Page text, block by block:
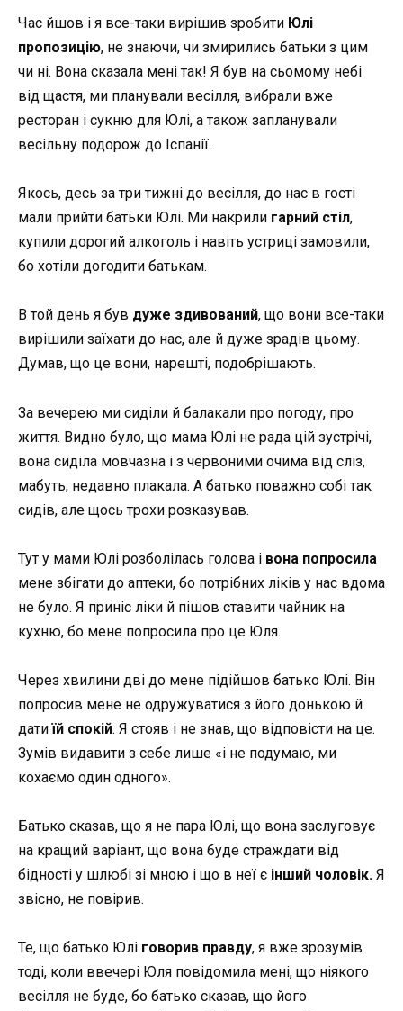
Час йшов і я все-таки вирішив зробити Юлі
пропозицію, не знаючи, чи змирились батьки з цим
чи ні. Вона сказала мені так! Я був на сьомому небі
від щастя, ми планували весілля, вибрали вже
ресторан і сукню для Юлі, а також запланували
весільну подорож до Іспанії.
Якось, десь за три тижні до весілля, до нас в гості
мали прийти батьки Юлі. Ми накрили гарний стіл,
купили дорогий алкоголь і навіть устриці замовили,
бо хотіли догодити батькам.
В той день я був дуже здивований, що вони все-таки
вирішили заїхати до нас, але й дуже зрадів цьому.
Думав, що це вони, нарешті, подобрішають.
За вечерею ми сиділи й балакали про погоду, про
життя. Видно було, що мама Юлі не рада цій зустрічі,
вона сиділа мовчазна і з червоними очима від сліз,
мабуть, недавно плакала. А батько поважно собі так
сидів, але щось трохи розказував.
Тут у мами Юлі розболілась голова і вона попросила
мене збігати до аптеки, бо потрібних ліків у нас вдома
не було. Я приніс ліки й пішов ставити чайник на
кухню, бо мене попросила про це Юля.
Через хвилини дві до мене підійшов батько Юлі. Він
попросив мене не одружуватися з його донькою й
датиїй спокій. Я стояв і не знав, що відповісти на це.
Зумів видавити з себе лише «і не подумаю, ми
кохаємо один одного».
Батько сказав, що я не пара Юлі, що вона заслуговує
на кращий варіант, що вона буде страждати від
бідності у шлюбі зі мною і що в неї є інший чоловік. Я
звісно, не повірив.
Те, що батько Юлі говорив правду, я вже зрозумів
тоді, коли ввечері Юля повідомила мені, що ніякого
весілля не буде, бо батько сказав, що його